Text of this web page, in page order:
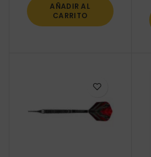
AÑADIR AL
CARRITO